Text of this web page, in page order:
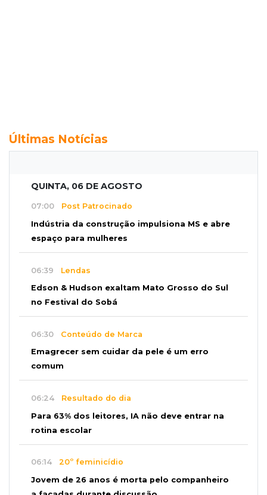
Últimas Notícias
QUINTA, 06 DE AGOSTO
07:00 Post Patrocinado
Indústria da construção impulsiona MS e abre
espaço para mulheres
06:39 Lendas
Edson & Hudson exaltam Mato Grosso do Sul
no Festival do Sobá
06:30 Conteúdo de Marca
Emagrecer sem cuidar da pele é um erro
comum
06:24 Resultado do dia
Para 63% dos leitores, IA não deve entrar na
rotina escolar
06:14 20º feminicídio
Jovem de 26 anos é morta pelo companheiro